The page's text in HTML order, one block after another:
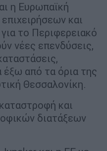
η Ευρωπαϊκή
και
το Περιφερειακό
νέες επενδύσεις,
έξω από τα όρια της
Θεσσαλονίκη.
και
διατάξεων